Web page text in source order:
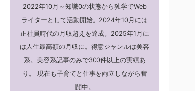
2022年10月～知識0の状態から独学でWeb
ライターとして活動開始。2024年10月には
正社員時代の月収超えを達成。2025年1月に
は人生最高額の月収に。得意ジャンルは美容
系。美容系記事のみで300件以上の実績あ
り。 現在も子育てと仕事を両立しながら奮
闘中。